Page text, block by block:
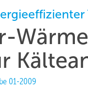
01-2009